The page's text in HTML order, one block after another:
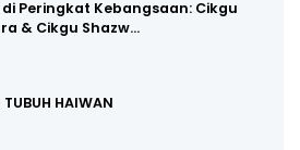
Peringkat Kebangsaan: Cikgu
& Cikgu Shazw…
HAIWAN